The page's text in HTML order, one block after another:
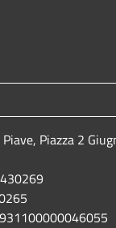
Piazza 2